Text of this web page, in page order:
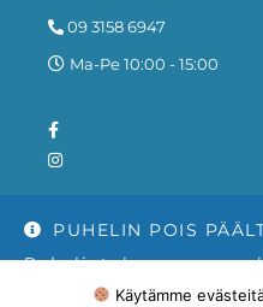
PUHELIN POIS
Puhelintukemme on
mahdollisimman pian.
09 3158 6947
Ma-Pe 10:00 - 15:00
© 2005-2026 Global
Käytämme